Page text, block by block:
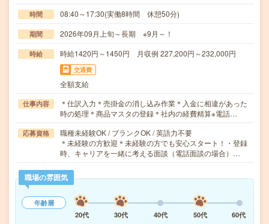
時間 08:40～17:30(実働8時間 休憩50分)
期間 2026年09月上旬～長期 ※9月～！
時給 時給1420円～1450円 月収例 227,200円～232,000円
交通費
全額支給
仕事内容
＊仕訳入力＊売掛金の消し込み作業＊入金に相違があった
時の処理＊商品マスタの登録＊社内の経費精算※電話…
応募資格
職種未経験OK / ブランクOK / 英語力不要
＊未経験の方歓迎＊未経験の方でも安心スタート！・登録
時、キャリアを一緒に考える面談（電話面談の場合）…
職場の雰囲気
年齢層
20代
30代 40代 50代
60代